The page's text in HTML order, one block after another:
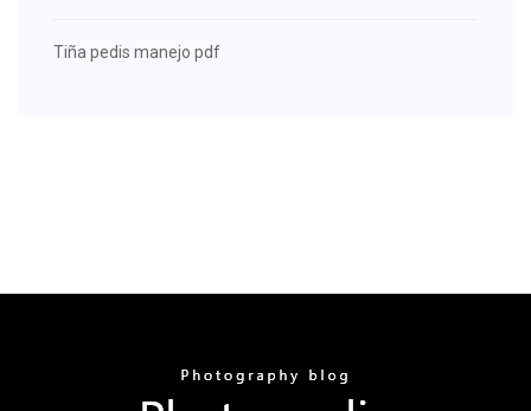
Tiña pedis manejo pdf